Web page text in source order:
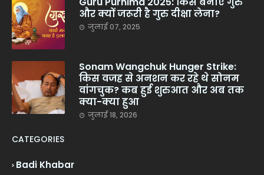
और क्यों जरूरी है गुरु दीक्षा लेना?
जुलाई 07, 2025
Sonam Wangchuk Hunger Strike:
किस वजह से अनशन कर रहे थे सोनम
वांगचुक? कब हुई शुरुआत और अब तक
क्या-क्या हुआ
जुलाई 18, 2026
CATEGORIES
Badi Khabar